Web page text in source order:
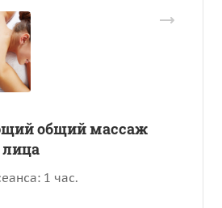
общий массаж
лица
1 час.